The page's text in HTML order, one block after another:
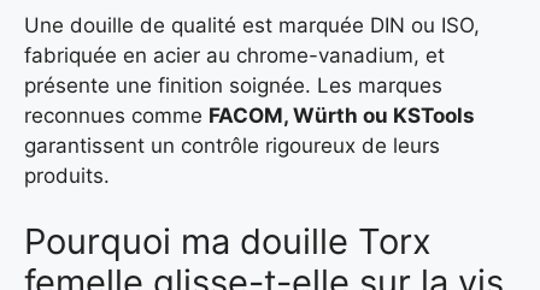
Une douille de qualité est marquée DIN ou ISO,
fabriquée en acier au chrome-vanadium, et
présente une finition soignée. Les marques
reconnues comme FACOM, Würth ou KSTools
garantissent un contrôle rigoureux de leurs
produits.
Pourquoi ma douille Torx